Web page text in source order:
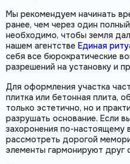
Мы рекомендуем начинать
ранее, чем через один
необходимо, чтобы земля
нашем агентстве Единая
себя все бюрократические
разрешений на установку и
Для оформления участка
плитка или бетонная плита,
только эстетично, но и
разрушать основание. Если
захоронения по-настоящему
рассмотреть дорогой
элементы гармонируют друг